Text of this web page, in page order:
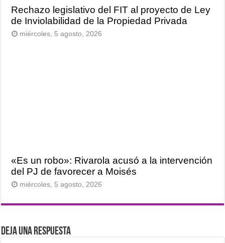
Rechazo legislativo del FIT al proyecto de Ley
de Inviolabilidad de la Propiedad Privada
miércoles, 5 agosto, 2026
«Es un robo»: Rivarola acusó a la intervención
del PJ de favorecer a Moisés
miércoles, 5 agosto, 2026
Deja una respuesta